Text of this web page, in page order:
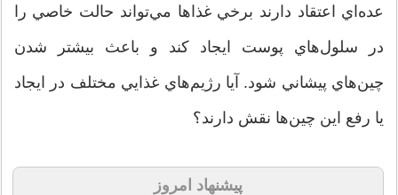
عده‌اي اعتقاد دارند برخي غذاها مي‌تواند حالت خاصي را
در سلول‌هاي پوست ايجاد كند و باعث بيشتر شدن
چين‌هاي پيشاني شود. آيا رژيم‌هاي غذايي مختلف در ايجاد
يا رفع اين چين‌ها نقش دارند؟
پیشنهاد امروز